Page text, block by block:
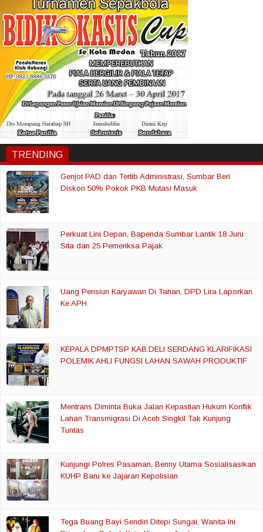
TRENDING
Genjot PAD dan Tertib Administrasi, Sumbar Beri
Diskon 50% Pokok PKB Mutasi Masuk
Perkuat Lini Depan, Bapenda Sumbar Lantik 18 Juru
Sita dan 25 Pemeriksa Pajak
Uang Pensiun Karyawan Di Tahan, DPD Lira Laporkan
Ke APH
KEPALA DPMPTSP KAB.DELI SERDANG KLARIFIKASI
POLEMIK AHLI FUNGSI LAHAN SAWAH PRODUKTIF
Mentrans Diminta Buka Jalan Kepastian Hukum Konflik
Lahan Transmigrasi Di Aceh Singkil Tak Kunjung
Tuntas
Kunjungi Polres Pasaman, Benny Utama Sosialisasikan
KUHP Baru ke Jajaran Kepolisian
Tega Buang Bayi Sendiri Ditepi Sungai, Wanita Ini